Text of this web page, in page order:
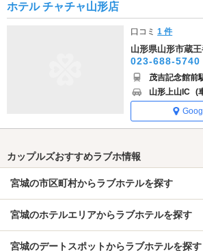
ホテル チャチャ山形店
口コミ1 件
山形県山形市蔵
023-688-5740
茂吉記念館前
山形上山IC (
カップルズおすすめラブホ情報
宮城の市区町村からラブホテルを探す
宮城のホテルエリアからラブホテルを探す
宮城のデートスポットからラブホテルを探す